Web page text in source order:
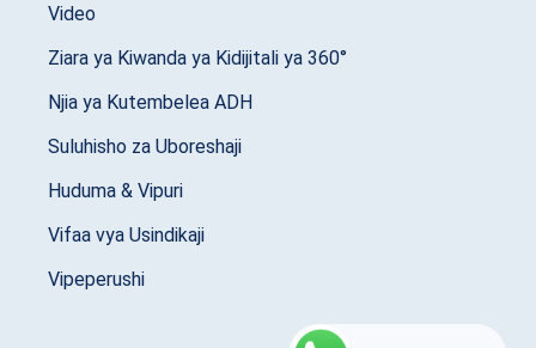
Video
Ziara ya Kiwanda ya Kidijitali ya 360°
Njia ya Kutembelea ADH
Suluhisho za Uboreshaji
Huduma & Vipuri
Vifaa vya Usindikaji
Vipeperushi